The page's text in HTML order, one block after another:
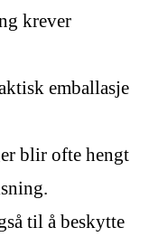
krever
emballasje
blir ofte hengt
til å beskytte